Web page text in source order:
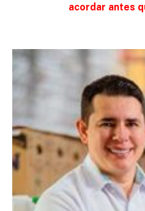
acordar antes